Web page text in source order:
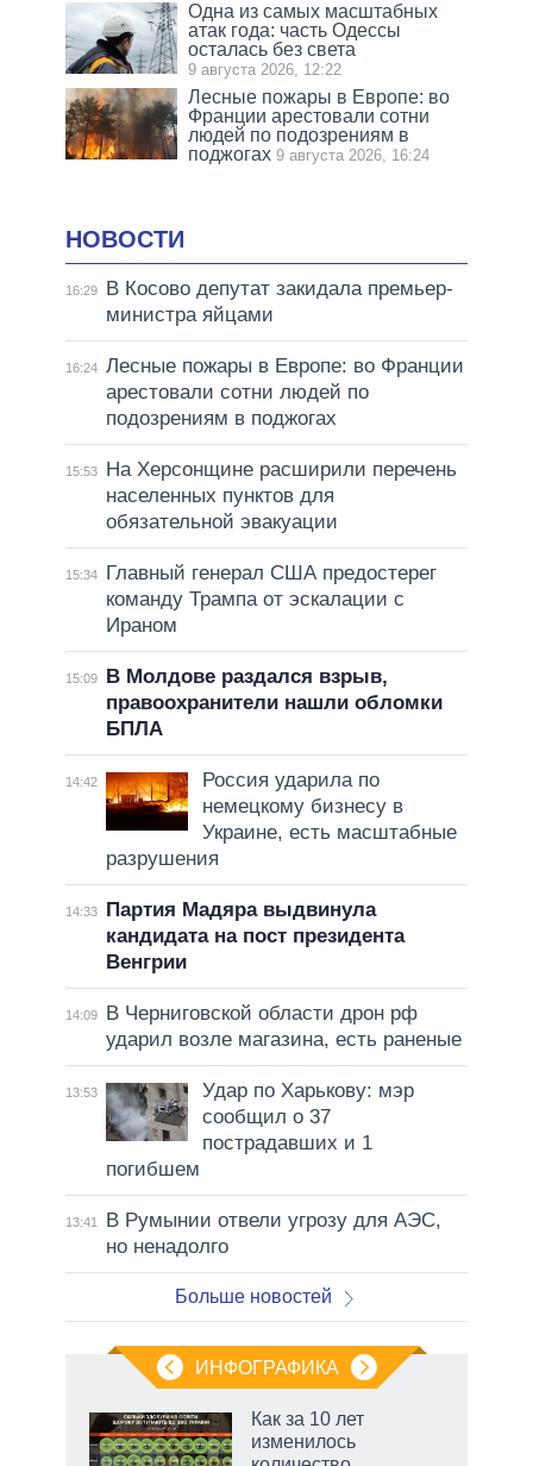
Одна из самых масштабных
атак года: часть Одессы
осталась без света
9 августа 2026, 12:22
Лесные пожары в Европе: во
Франции арестовали сотни
людей по подозрениям в
поджогах 9 августа 2026, 16:24
НОВОСТИ
16:29
В Косово депутат закидала премьер-
министра яйцами
16:24 Лесные пожары в Европе: во Франции
арестовали сотни людей по
подозрениям в поджогах
15:53
На Херсонщине расширили перечень
населенных пунктов для
обязательной эвакуации
15:34
Главный генерал США предостерег
команду Трампа от эскалации с
Ираном
15:09
В Молдове раздался взрыв,
правоохранители нашли обломки
БПЛА
14:42
Россия ударила по
немецкому бизнесу в
Украине, есть масштабные
разрушения
14:33
Партия Мадяра выдвинула
кандидата на пост президента
Венгрии
14:09
В Черниговской области дрон рф
ударил возле магазина, есть раненые
13:53
Удар по Харькову: мэр
сообщил о 37
пострадавших и 1
погибшем
13:41
В Румынии отвели угрозу для АЭС,
но ненадолго
Больше новостей
ИНФОГРАФИКА
Как за 10 лет
изменилось